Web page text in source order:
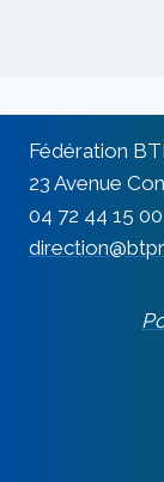
Fédération
23 Avenue
04 72 44 15 00